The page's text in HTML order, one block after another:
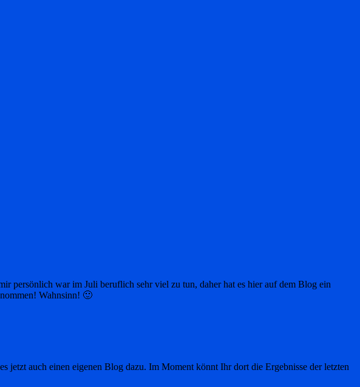
persönlich war im Juli beruflich sehr viel zu tun, daher hat es hier auf dem Blog ein
Wahnsinn! 🙂
jetzt auch einen eigenen Blog dazu. Im Moment könnt Ihr dort die Ergebnisse der letzten